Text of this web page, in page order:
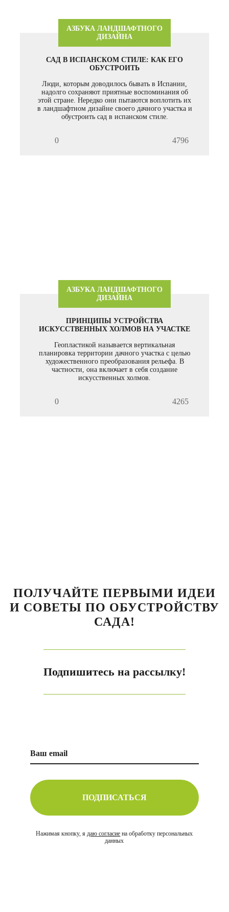
АЗБУКА ЛАНДШАФТНОГО
ДИЗАЙНА
САД В ИСПАНСКОМ СТИЛЕ: КАК ЕГО
ОБУСТРОИТЬ
Люди, которым доводилось бывать в Испании,
надолго сохраняют приятные воспоминания об
этой стране. Нередко они пытаются воплотить их
в ландшафтном дизайне своего дачного участка и
обустроить сад в испанском стиле.
0 4796
АЗБУКА ЛАНДШАФТНОГО
ДИЗАЙНА
ПРИНЦИПЫ УСТРОЙСТВА
ИСКУССТВЕННЫХ ХОЛМОВ НА УЧАСТКЕ
Геопластикой называется вертикальная
планировка территории дачного участка с целью
художественного преобразования рельефа. В
частности, она включает в себя создание
искусственных холмов.
0 4265
ПОЛУЧАЙТЕ ПЕРВЫМИ ИДЕИ
И СОВЕТЫ ПО ОБУСТРОЙСТВУ
САДА!
Подпишитесь на рассылку!
ПОДПИСАТЬСЯ
Нажимая кнопку, ядаю согласие на обработку персональных
данных